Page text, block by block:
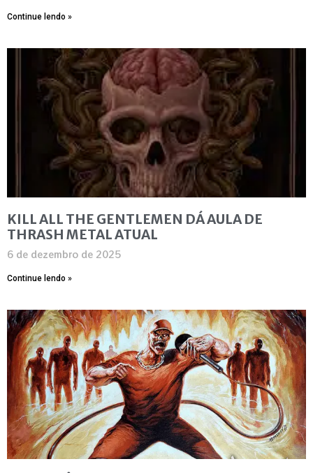
Continue lendo »
KILL ALL THE GENTLEMEN DÁ AULA DE
THRASH METAL ATUAL
6 de dezembro de 2025
Continue lendo »